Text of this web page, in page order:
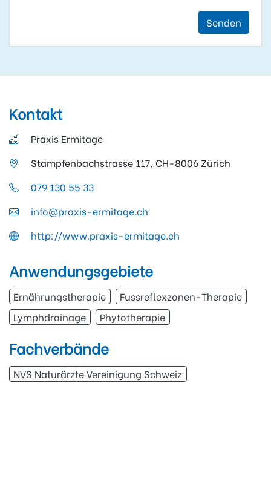
Senden
Kontakt
Praxis Ermitage
Stampfenbachstrasse 117, CH-8006 Zürich
079 130 55 33
info@praxis-ermitage.ch
http://www.praxis-ermitage.ch
Anwendungsgebiete
Ernährungstherapie
Fussreflexzonen-Therapie
Lymphdrainage
Phytotherapie
Fachverbände
NVS Naturärzte Vereinigung Schweiz